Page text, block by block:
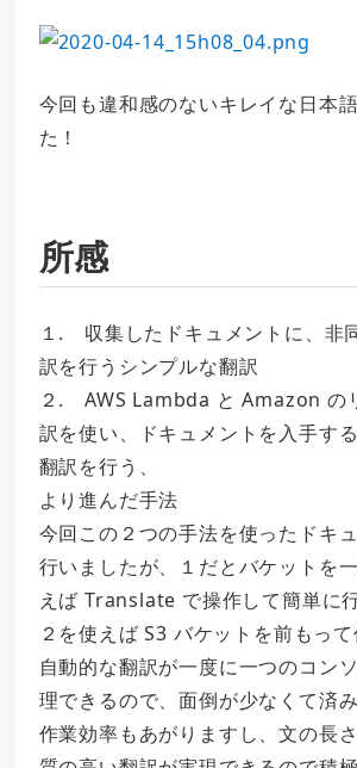
今回も違和感のないキレイな日本
た！
所感
１. 収集したドキュメントに、非
訳を行うシンプルな翻訳
２. AWS Lambda と Amazon の
訳を使い、ドキュメントを入手す
翻訳を行う、
より進んだ手法
今回この２つの手法を使ったドキ
行いましたが、１だとバケットを
えば Translate で操作して簡単に
２を使えば S3 バケットを前もって
自動的な翻訳が一度に一つのコン
理できるので、面倒が少なくて済み
作業効率もあがりますし、文の長さ